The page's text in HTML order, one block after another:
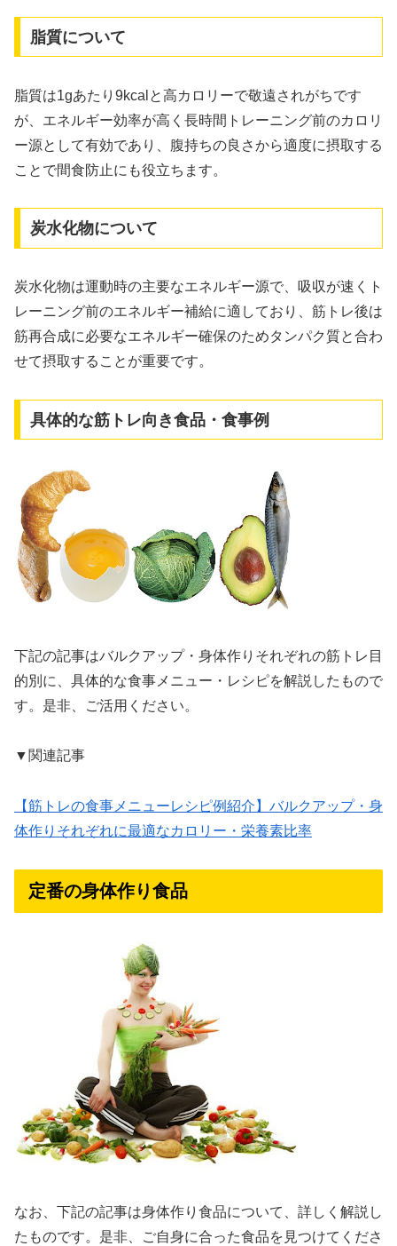
脂質について
脂質は1gあたり9kcalと高カロリーで敬遠されがちです
が、エネルギー効率が高く長時間トレーニング前のカロリ
ー源として有効であり、腹持ちの良さから適度に摂取する
ことで間食防止にも役立ちます。
炭水化物について
炭水化物は運動時の主要なエネルギー源で、吸収が速くト
レーニング前のエネルギー補給に適しており、筋トレ後は
筋再合成に必要なエネルギー確保のためタンパク質と合わ
せて摂取することが重要です。
具体的な筋トレ向き食品・食事例
下記の記事はバルクアップ・身体作りそれぞれの筋トレ目
的別に、具体的な食事メニュー・レシピを解説したもので
す。是非、ご活用ください。
▼関連記事
【筋トレの食事メニューレシピ例紹介】バルクアップ・身
体作りそれぞれに最適なカロリー・栄養素比率
定番の身体作り食品
なお、下記の記事は身体作り食品について、詳しく解説し
たものです。是非、ご自身に合った食品を見つけてくださ